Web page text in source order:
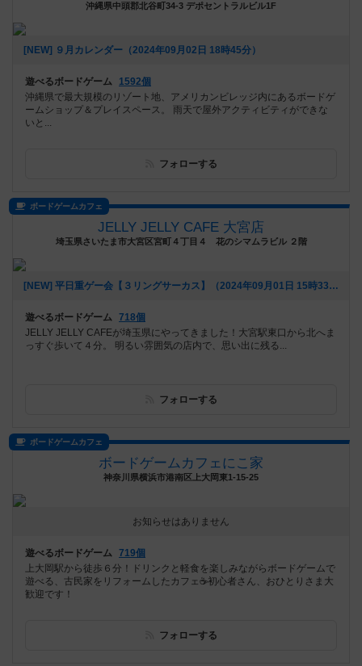
沖縄県中頭郡北谷町34-3 デポセントラルビル1F
[NEW] ９月カレンダー（2024年09月02日 18時45分）
遊べるボードゲーム
1592個
沖縄県で最大規模のリゾート地、アメリカンビレッジ内にあるボードゲ
ームショップ＆プレイスペース。 雨天で屋外アクティビティができな
いと...
フォローする
ボードゲームカフェ
JELLY JELLY CAFE 大宮店
埼玉県さいたま市大宮区宮町４丁目４ 花のシマムラビル ２階
[NEW] 平日重ゲー会【３リングサーカス】（2024年09月01日 15時33分）
遊べるボードゲーム 718個
JELLY JELLY CAFEが埼玉県にやってきました！大宮駅東口から北へま
っすぐ歩いて４分。 明るい雰囲気の店内で、思い出に残る...
フォローする
ボードゲームカフェ
ボードゲームカフェにこ家
神奈川県横浜市港南区上大岡東1-15-25
お知らせはありません
遊べるボードゲーム 719個
上大岡駅から徒歩６分！ドリンクと軽食を楽しみながらボードゲームで
遊べる、古民家をリフォームしたカフェ☕️初心者さん、おひとりさま大
歓迎です！
フォローする